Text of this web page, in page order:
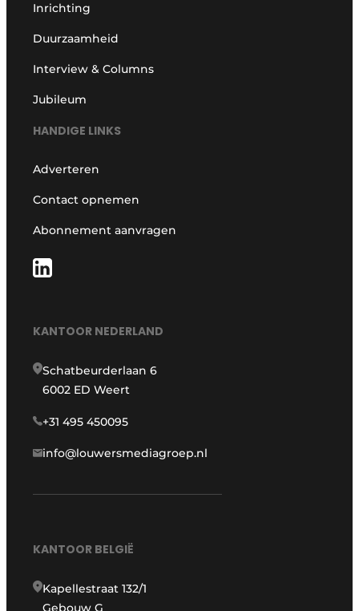
Inrichting
Duurzaamheid
Interview & Columns
Jubileum
HANDIGE LINKS
Adverteren
Contact opnemen
Abonnement aanvragen
KANTOOR NEDERLAND
Schatbeurderlaan 6
6002 ED Weert
+31 495 450095
info@louwersmediagroep.nl
KANTOOR BELGIË
Kapellestraat 132/1
Gebouw G